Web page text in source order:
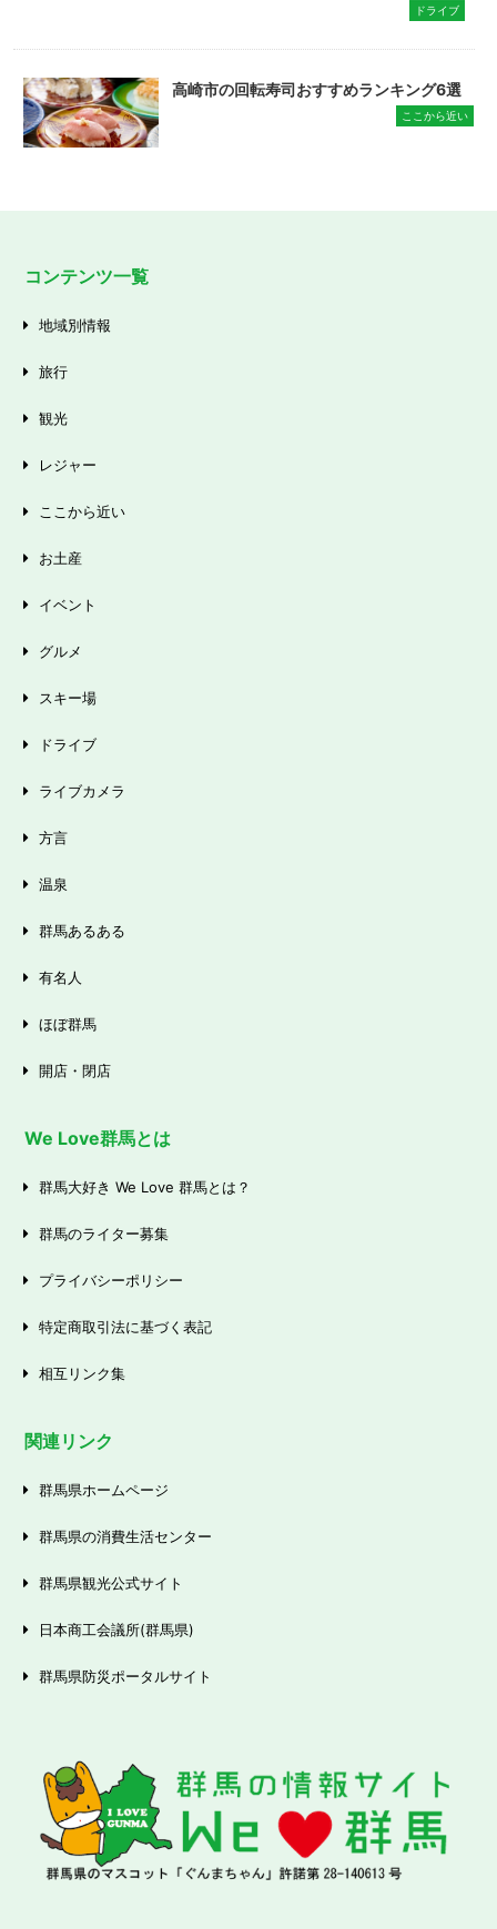
ドライブ
高崎市の回転寿司おすすめランキング6選
ここから近い
コンテンツ一覧
地域別情報
旅行
観光
レジャー
ここから近い
お土産
イベント
グルメ
スキー場
ドライブ
ライブカメラ
方言
温泉
群馬あるある
有名人
ほぼ群馬
開店・閉店
We Love群馬とは
群馬大好き We Love 群馬とは？
群馬のライター募集
プライバシーポリシー
特定商取引法に基づく表記
相互リンク集
関連リンク
群馬県ホームページ
群馬県の消費生活センター
群馬県観光公式サイト
日本商工会議所(群馬県)
群馬県防災ポータルサイト